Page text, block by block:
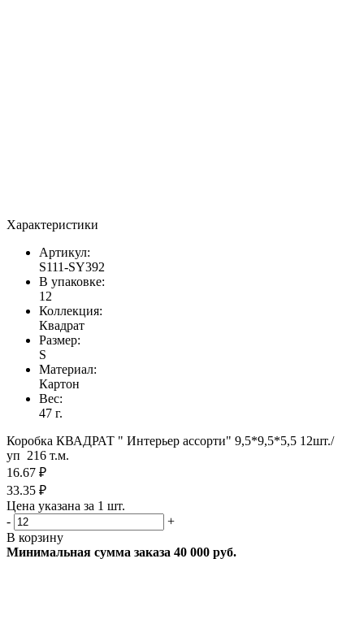
Характеристики
Артикул:
S111-SY392
В упаковке:
12
Коллекция:
Квадрат
Размер:
S
Материал:
Картон
Вес:
47 г.
Коробка КВАДРАТ " Интерьер ассорти" 9,5*9,5*5,5 12шт./
уп 216 т.м.
16.67 ₽
33.35 ₽
Цена указана за 1 шт.
-
+
В корзину
Минимальная сумма заказа 40 000 руб.